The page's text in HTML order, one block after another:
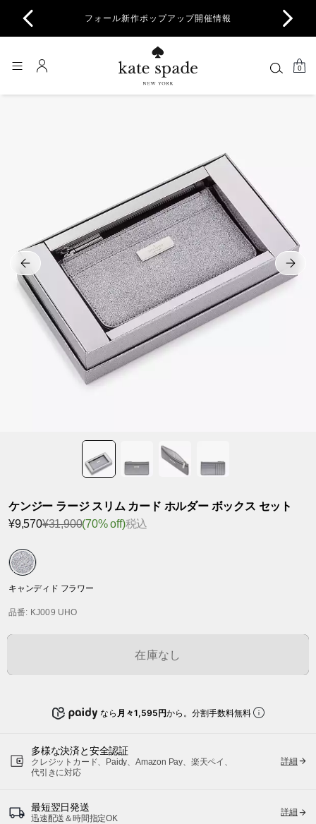
フォール新作ポップアップ開催情報
0
ケンジー ラージ スリム カード ホルダー ボックス セット
¥9,570¥31,900(70% off)税込
キャンディド フラワー
品番: KJ009 UHO
在庫なし
なら 月々1,595円から。分割手数料無料
多様な決済と安全認証
クレジットカード、Paidy、Amazon Pay、楽天ペイ、
代引きに対応
詳細
最短翌日発送
迅速配送＆時間指定OK
詳細